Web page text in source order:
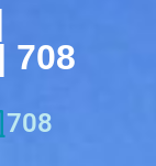
708
708